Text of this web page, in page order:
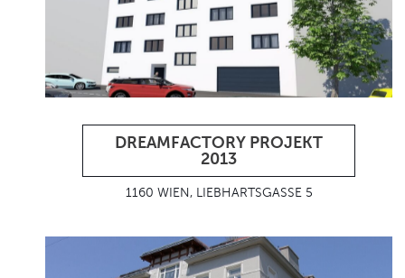
DREAMFACTORY PROJEKT
2013
1160 WIEN, LIEBHARTSGASSE 5